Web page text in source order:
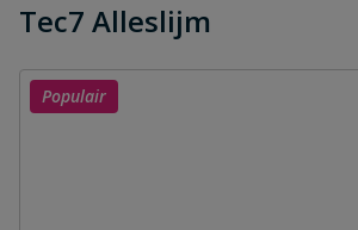
Tec7 Alleslijm
Populair